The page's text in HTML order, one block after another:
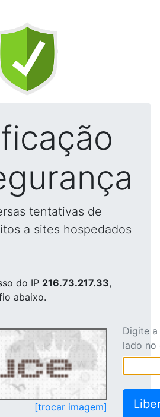
tentativas de
a sites hospedados
do IP 216.73.217.33,
abaixo.
[trocar imagem]
Digite
lado no